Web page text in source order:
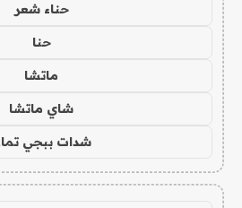
حناء شعر
حنا
ماتشا
شاي ماتشا
شدات ببجي